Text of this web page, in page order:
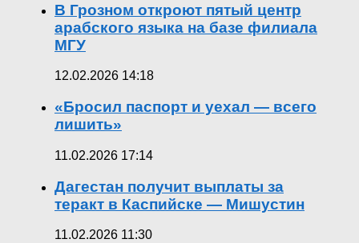
В Грозном откроют пятый центр
арабского языка на базе филиала
МГУ
12.02.2026 14:18
«Бросил паспорт и уехал — всего
лишить»
11.02.2026 17:14
Дагестан получит выплаты за
теракт в Каспийске — Мишустин
11.02.2026 11:30